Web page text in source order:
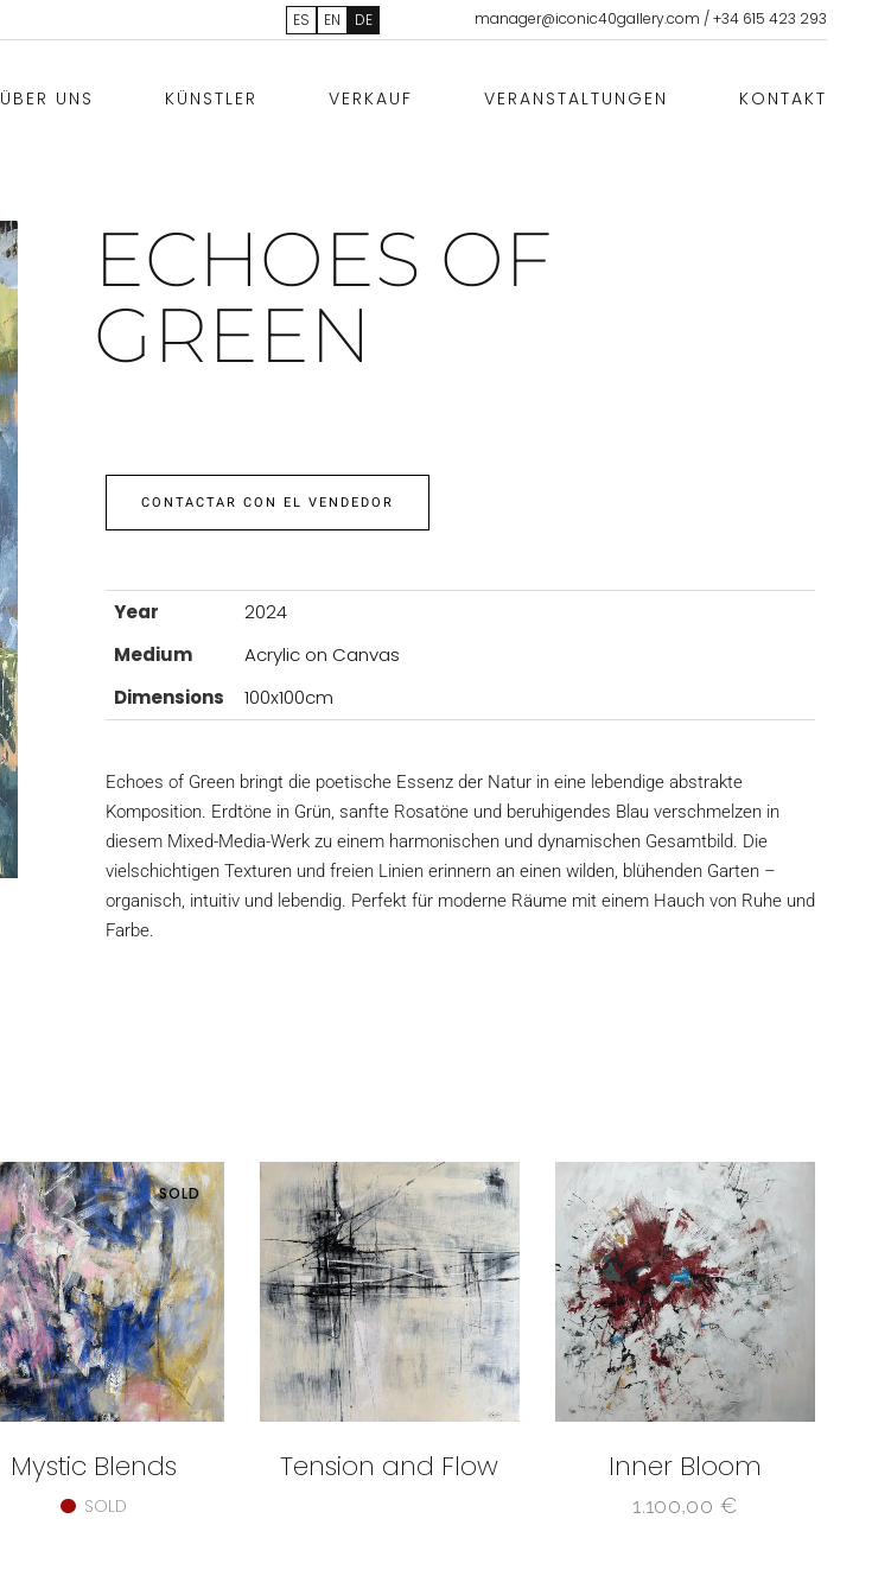
ES EN DE manager@iconic40gallery.com /+34 615 423 293
ÜBER UNS KÜNSTLER VERKAUF VERANSTALTUNGEN KONTAKT
ECHOES OF
GREEN
CONTACTAR CON EL VENDEDOR
Year
2024
Medium
Acrylic on Canvas
Dimensions
100x100cm
Echoes of Green bringt die poetische Essenz der Natur in eine lebendige abstrakte
Komposition. Erdtöne in Grün, sanfte Rosatöne und beruhigendes Blau verschmelzen in
diesem Mixed-Media-Werk zu einem harmonischen und dynamischen Gesamtbild. Die
vielschichtigen Texturen und freien Linien erinnern an einen wilden, blühenden Garten –
organisch, intuitiv und lebendig. Perfekt für moderne Räume mit einem Hauch von Ruhe und
Farbe.
SOLD
Mystic Blends
SOLD
Tension and Flow Inner Bloom
1.100,00 €